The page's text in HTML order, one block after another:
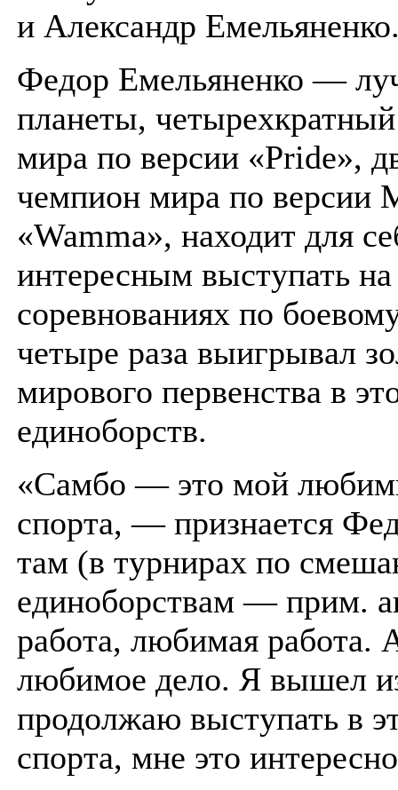
и Александр
Федор Емельяненко —
планеты,
мира по версии «Pride»,
чемпион мира по версии
«Wamma», находит для
интересным выступать на
соревнованиях по
четыре раза выигрывал
мирового первенства в
единоборств.
«Самбо — это мой
спорта, — признается
там (в турнирах по
единоборствам — прим.
работа, любимая работа.
любимое дело. Я вышел
продолжаю выступать в
спорта, мне это